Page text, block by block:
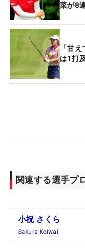
菜が8
「甘
は1打
関連する選手プ
小祝 さくら
Sakura Koiwai